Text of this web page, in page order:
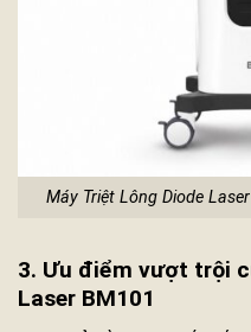
Máy Triệt Lông Diode
3. Ưu điểm vượt trội
Laser BM101